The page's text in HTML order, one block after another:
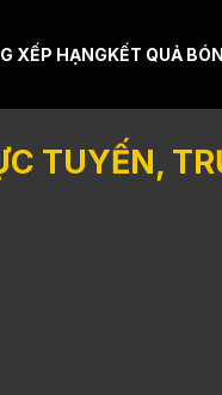
XẾP HẠNGKẾT QUẢ
TUYẾN,